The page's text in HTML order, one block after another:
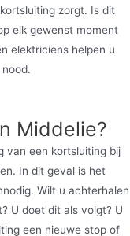
zorgt. Is dit
elk gewenst moment
elektriciens helpen u
Middelie?
van een kortsluiting bij
In dit geval is het
Wilt u achterhalen
U doet dit als volgt? U
een nieuwe stop of